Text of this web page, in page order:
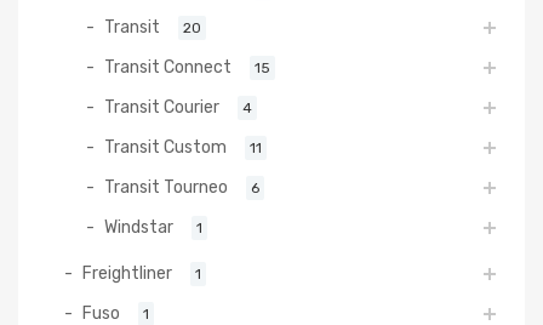
Transit 20
Transit Connect 15
Transit Courier 4
Transit Custom 11
Transit Tourneo 6
Windstar 1
Freightliner 1
Fuso 1